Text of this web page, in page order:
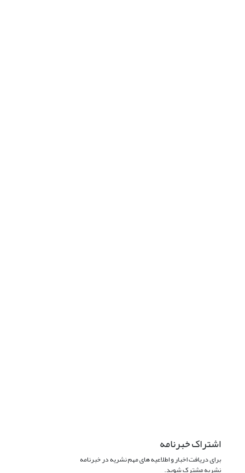
اشتراک خبرنامه
برای دریافت اخبار و اطلاعیه های مهم نشریه در خبرنامه
نشریه مشترک شوید.